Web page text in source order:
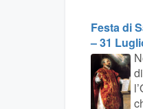
Festa di
– 31